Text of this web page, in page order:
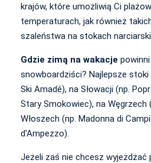
krajów, które umożliwią Ci
temperaturach, jak również
szaleństwa na stokach
Gdzie zimą na wakacje
snowboardziści? Najlepsze
Ski Amadé), na Słowacji (np.
Stary Smokowiec), na Węgrzech
Włoszech (np. Madonna di
d'Ampezzo).
Jeżeli zaś nie chcesz wyjeżdżać